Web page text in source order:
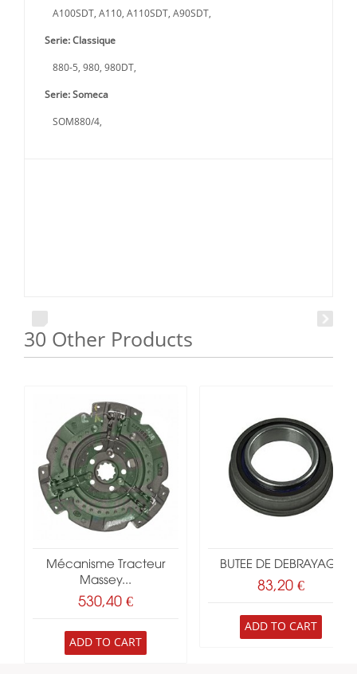
A100SDT, A110, A110SDT, A90SDT,
Serie: Classique
880-5, 980, 980DT,
Serie: Someca
SOM880/4,
30 Other Products
Mécanisme Tracteur
Massey...
530,40 €
ADD TO CART
BUTEE DE DEBRAYAGE
83,20 €
ADD TO CART